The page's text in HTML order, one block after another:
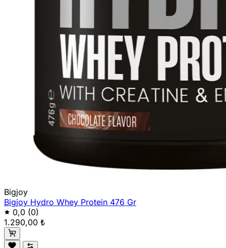
Bigjoy
Bigjoy Hydro Whey Protein 476 Gr
0,0 (0)
1.290,00 ₺